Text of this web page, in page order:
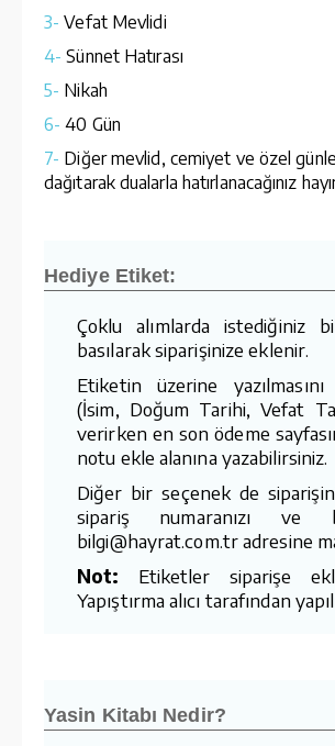
3- Vefat Mevlidi
4- Sünnet Hatırası
5- Nikah
6- 40 Gün
7- Diğer mevlid, cemiyet ve özel
dağıtarak dualarla hatırlanacağınız
Hediye Etiket:
Çoklu alımlarda istediğiniz
basılarak siparişinize eklenir.
Etiketin üzerine
(İsim, Doğum Tarihi, Vefat
verirken en son ödeme
notu ekle alanına yazabilirsiniz.
Diğer bir seçenek de
sipariş numaranızı ve
bilgi@hayrat.com.tr adresine
Not: Etiketler siparişe
Yapıştırma alıcı tarafından
Yasin Kitabı Nedir?